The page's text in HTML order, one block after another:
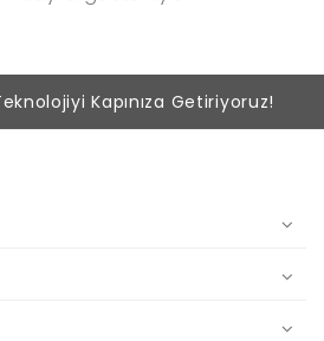
Kapınıza Getiriyoruz!